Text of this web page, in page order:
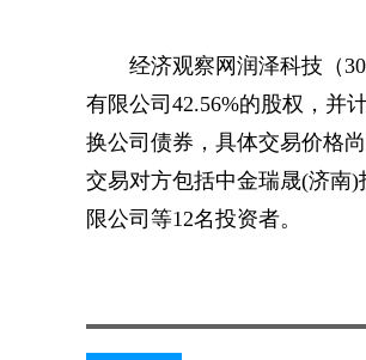
经济观察网润泽科技（
有限公司42.56%的股权，并
换公司债券，具体交易价格
交易对方包括中金瑞晟(济南
限公司等12名投资者。